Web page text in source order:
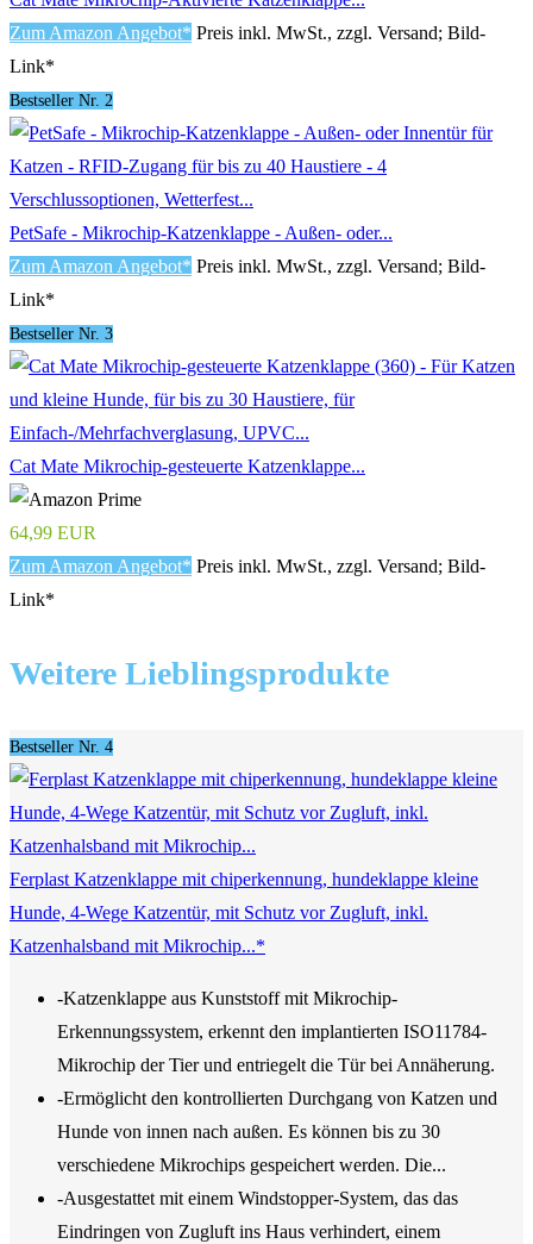
Zum Amazon Angebot* Preis inkl. MwSt., zzgl. Versand; Bild-
Link*
Bestseller Nr. 2
PetSafe - Mikrochip-Katzenklappe - Außen- oder...
Zum Amazon Angebot* Preis inkl. MwSt., zzgl. Versand; Bild-
Link*
Bestseller Nr. 3
Cat Mate Mikrochip-gesteuerte Katzenklappe...
64,99 EUR
Zum Amazon Angebot* Preis inkl. MwSt., zzgl. Versand; Bild-
Link*
Weitere Lieblingsprodukte
Bestseller Nr. 4
Ferplast Katzenklappe mit chiperkennung, hundeklappe kleine
Hunde, 4-Wege Katzentür, mit Schutz vor Zugluft, inkl.
Katzenhalsband mit Mikrochip...*
-Katzenklappe aus Kunststoff mit Mikrochip-
Erkennungssystem, erkennt den implantierten ISO11784-
Mikrochip der Tier und entriegelt die Tür bei Annäherung.
-Ermöglicht den kontrollierten Durchgang von Katzen und
Hunde von innen nach außen. Es können bis zu 30
verschiedene Mikrochips gespeichert werden. Die...
-Ausgestattet mit einem Windstopper-System, das das
Eindringen von Zugluft ins Haus verhindert, einem